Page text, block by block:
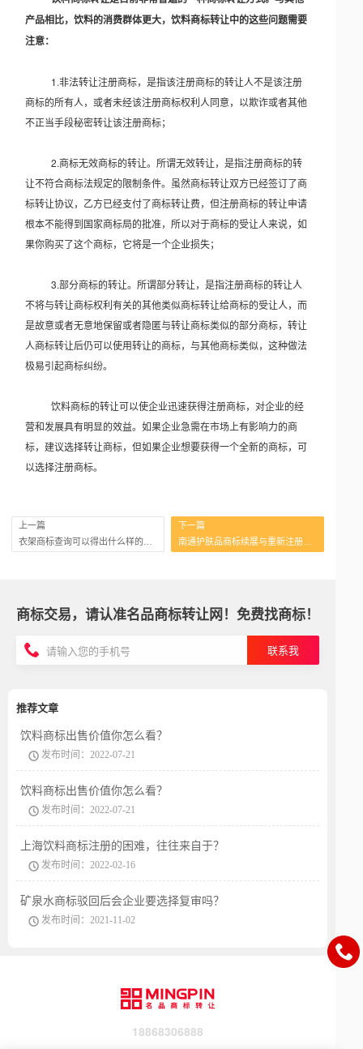
产品相比，饮料的消费群体更大，饮料商标转让中的这些问题需要
注意：
1.非法转让注册商标，是指该注册商标的转让人不是该注册
商标的所有人，或者未经该注册商标权利人同意，以欺诈或者其他
不正当手段秘密转让该注册商标；
2.商标无效商标的转让。所谓无效转让，是指注册商标的转
让不符合商标法规定的限制条件。虽然商标转让双方已经签订了商
标转让协议，乙方已经支付了商标转让费，但注册商标的转让申请
根本不能得到国家商标局的批准，所以对于商标的受让人来说，如
果你购买了这个商标，它将是一个企业损失；
3.部分商标的转让。所谓部分转让，是指注册商标的转让人
不将与转让商标权利有关的其他类似商标转让给商标的受让人，而
是故意或者无意地保留或者隐匿与转让商标类似的部分商标，转让
人商标转让后仍可以使用转让的商标，与其他商标类似，这种做法
极易引起商标纠纷。
饮料商标的转让可以使企业迅速获得注册商标，对企业的经
营和发展具有明显的效益。如果企业急需在市场上有影响力的商
标，建议选择转让商标，但如果企业想要获得一个全新的商标，可
以选择注册商标。
上一篇
下一篇
南通护肤品商标续展与重新注册哪方更占据优势？
商标交易，请认准名品商标转让网！免费找商标！
联系我
推荐文章
饮料商标出售价值你怎么看？
发布时间：2022-07-21
饮料商标出售价值你怎么看？
发布时间：2022-07-21
上海饮料商标注册的困难，往往来自于？
发布时间：2022-02-16
矿泉水商标驳回后会企业要选择复审吗？
发布时间：2021-11-02
18868306888